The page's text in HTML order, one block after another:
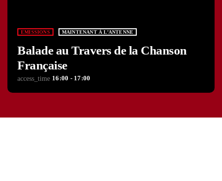
EMISSIONS MAINTENANT À L’ANTENNE
Balade au Travers de la Chanson
Française
access_time 16:00 - 17:00